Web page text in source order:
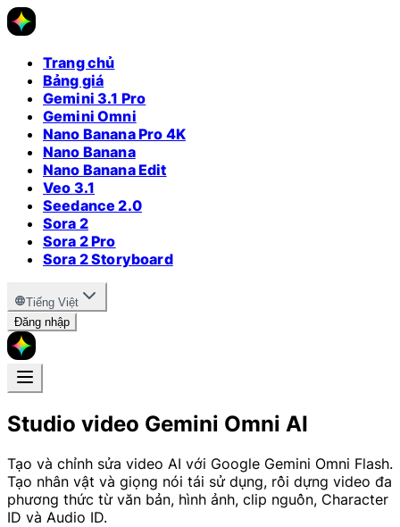
Trang chủ
Bảng giá
Gemini 3.1 Pro
Gemini Omni
Nano Banana Pro 4K
Nano Banana
Nano Banana Edit
Veo 3.1
Seedance 2.0
Sora 2
Sora 2 Pro
Sora 2 Storyboard
Tiếng Việt
Đăng nhập
Studio video Gemini Omni AI
Tạo và chỉnh sửa video AI với Google Gemini Omni Flash.
Tạo nhân vật và giọng nói tái sử dụng, rồi dựng video đa
phương thức từ văn bản, hình ảnh, clip nguồn, Character
ID và Audio ID.